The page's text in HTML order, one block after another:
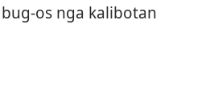
os nga kalibotan